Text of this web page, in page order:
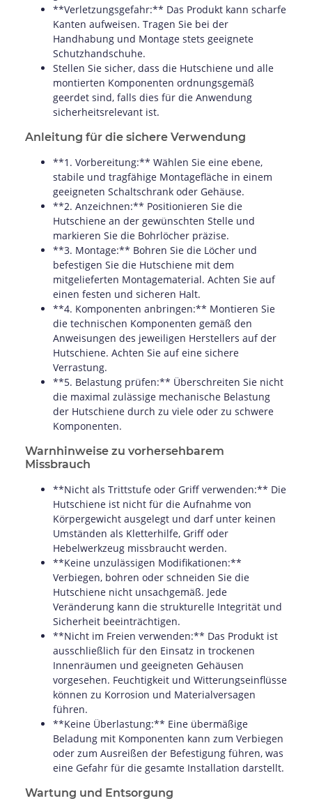
**Verletzungsgefahr:** Das Produkt kann scharfe
Kanten aufweisen. Tragen Sie bei der
Handhabung und Montage stets geeignete
Schutzhandschuhe.
Stellen Sie sicher, dass die Hutschiene und alle
montierten Komponenten ordnungsgemäß
geerdet sind, falls dies für die Anwendung
sicherheitsrelevant ist.
Anleitung für die sichere Verwendung
**1. Vorbereitung:** Wählen Sie eine ebene,
stabile und tragfähige Montagefläche in einem
geeigneten Schaltschrank oder Gehäuse.
**2. Anzeichnen:** Positionieren Sie die
Hutschiene an der gewünschten Stelle und
markieren Sie die Bohrlöcher präzise.
**3. Montage:** Bohren Sie die Löcher und
befestigen Sie die Hutschiene mit dem
mitgelieferten Montagematerial. Achten Sie auf
einen festen und sicheren Halt.
**4. Komponenten anbringen:** Montieren Sie
die technischen Komponenten gemäß den
Anweisungen des jeweiligen Herstellers auf der
Hutschiene. Achten Sie auf eine sichere
Verrastung.
**5. Belastung prüfen:** Überschreiten Sie nicht
die maximal zulässige mechanische Belastung
der Hutschiene durch zu viele oder zu schwere
Komponenten.
Warnhinweise zu vorhersehbarem
Missbrauch
**Nicht als Trittstufe oder Griff verwenden:** Die
Hutschiene ist nicht für die Aufnahme von
Körpergewicht ausgelegt und darf unter keinen
Umständen als Kletterhilfe, Griff oder
Hebelwerkzeug missbraucht werden.
**Keine unzulässigen Modifikationen:**
Verbiegen, bohren oder schneiden Sie die
Hutschiene nicht unsachgemäß. Jede
Veränderung kann die strukturelle Integrität und
Sicherheit beeinträchtigen.
**Nicht im Freien verwenden:** Das Produkt ist
ausschließlich für den Einsatz in trockenen
Innenräumen und geeigneten Gehäusen
vorgesehen. Feuchtigkeit und Witterungseinflüsse
können zu Korrosion und Materialversagen
führen.
**Keine Überlastung:** Eine übermäßige
Beladung mit Komponenten kann zum Verbiegen
oder zum Ausreißen der Befestigung führen, was
eine Gefahr für die gesamte Installation darstellt.
Wartung und Entsorgung